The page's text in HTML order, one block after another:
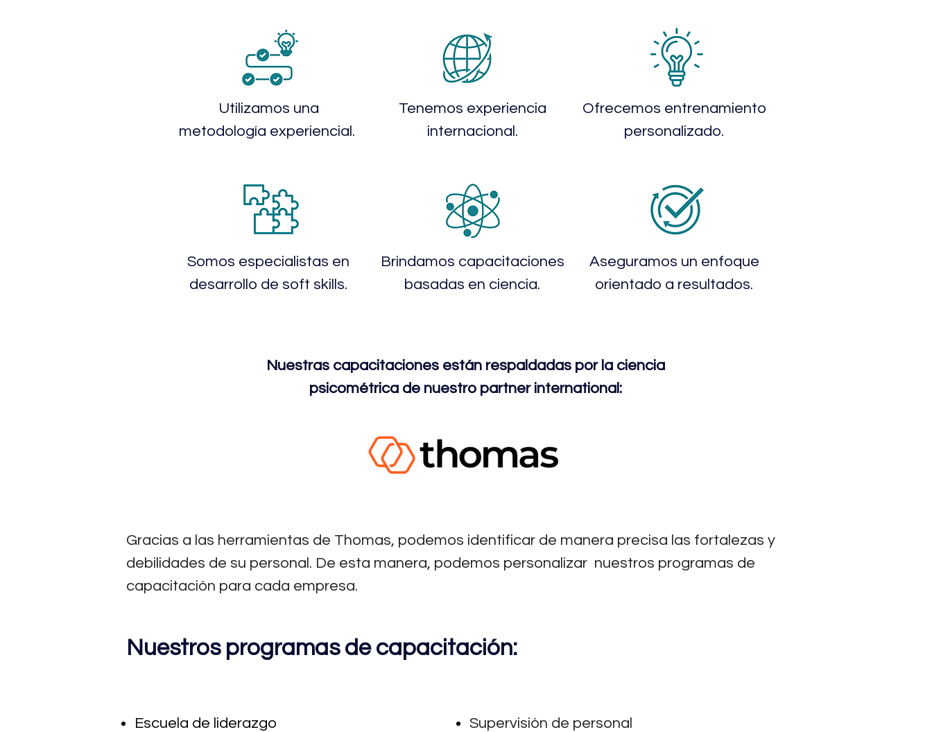
​Utilizamos una
metodología experiencial.
​Tenemos experiencia
internacional.
​Ofrecemos entrenamiento
personalizado.
Somos especialistas en
desarrollo de soft skills.
Brindamos capacitaciones
basadas en ciencia.
Aseguramos un enfoque
orientado a resultados.
Nuestras capacitaciones están respaldadas por la ciencia
psicométrica de nuestro partner international:
Gracias a las herramientas de Thomas, podemos identificar de manera precisa las fortalezas y
debilidades de su personal. De esta manera, podemos personalizar nuestros programas de
capacitación para cada empresa.
Nuestros programas de capacitación:
Escuela de liderazgo
Supervisión de personal